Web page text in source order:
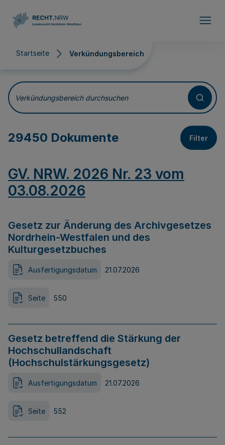
Startseite Verkündungsbereich
Verkündungsbereich
Verkündungsbereich durchsuchen
29450 Dokumente Filter
GV. NRW. 2026 Nr. 23 vom
03.08.2026
Gesetz zur Änderung des Archivgesetzes
Nordrhein-Westfalen und des
Kulturgesetzbuches
Ausfertigungsdatum 21.07.2026
Seite 550
Gesetz betreffend die Stärkung der
Hochschullandschaft
(Hochschulstärkungsgesetz)
Ausfertigungsdatum 21.07.2026
Seite 552